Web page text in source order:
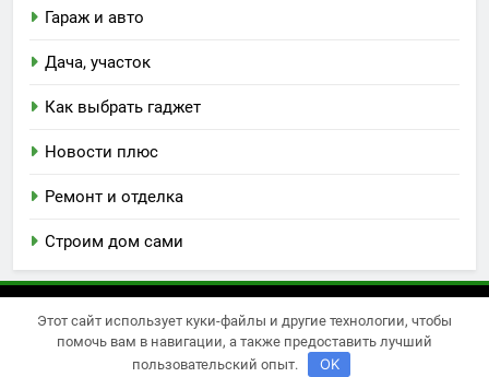
Гараж и авто
Дача, участок
Как выбрать гаджет
Новости плюс
Ремонт и отделка
Строим дом сами
Newsmatic - новостная тема для WordPress 2026.
Powered ByBlazeThemes.
Этот сайт использует куки-файлы и другие технологии, чтобы
помочь вам в навигации, а также предоставить лучший
пользовательский опыт.
OK